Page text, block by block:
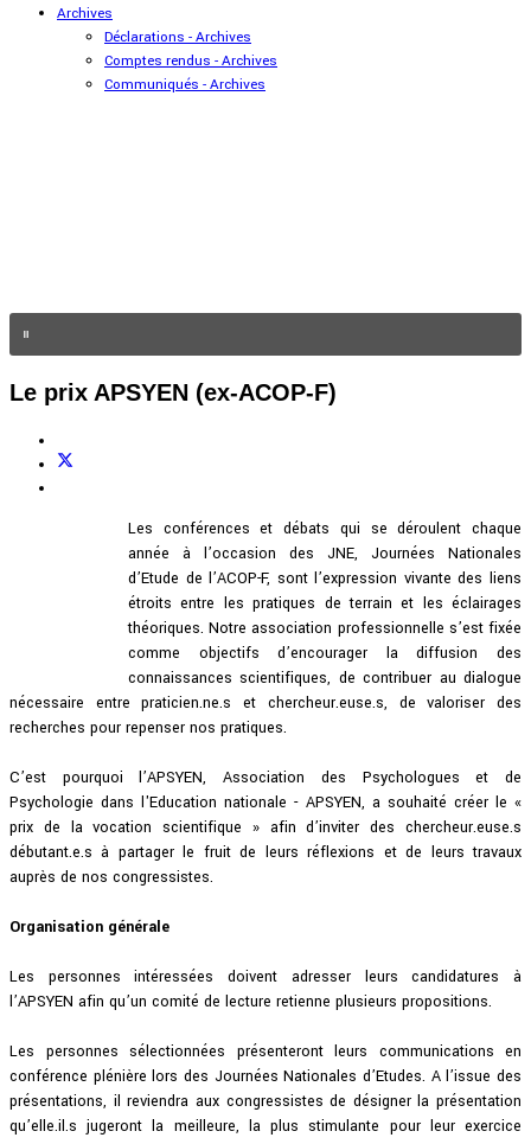
Archives
Déclarations - Archives
Comptes rendus - Archives
Communiqués - Archives
Le prix APSYEN (ex-ACOP-F)
Les conférences et débats qui se déroulent chaque
année à l’occasion des JNE, Journées Nationales
d’Etude de l’ACOP-F, sont l’expression vivante des liens
étroits entre les pratiques de terrain et les éclairages
théoriques. Notre association professionnelle s’est fixée
comme objectifs d’encourager la diffusion des
connaissances scientifiques, de contribuer au dialogue
nécessaire entre praticien.ne.s et chercheur.euse.s, de valoriser des
recherches pour repenser nos pratiques.
C’est pourquoi l’APSYEN, Association des Psychologues et de
Psychologie dans l'Education nationale - APSYEN, a souhaité créer le «
prix de la vocation scientifique » afin d’inviter des chercheur.euse.s
débutant.e.s à partager le fruit de leurs réflexions et de leurs travaux
auprès de nos congressistes.
Organisation générale
Les personnes intéressées doivent adresser leurs candidatures à
l’APSYEN afin qu’un comité de lecture retienne plusieurs propositions.
Les personnes sélectionnées présenteront leurs communications en
conférence plénière lors des Journées Nationales d’Etudes. A l’issue des
présentations, il reviendra aux congressistes de désigner la présentation
qu’elle.il.s jugeront la meilleure, la plus stimulante pour leur exercice